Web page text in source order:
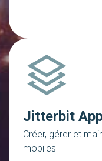
Jitterbit
Créer, gérer et
mobiles